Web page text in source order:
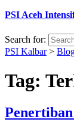
PSI Aceh
Search for:
PSI Kalbar>
Tag: